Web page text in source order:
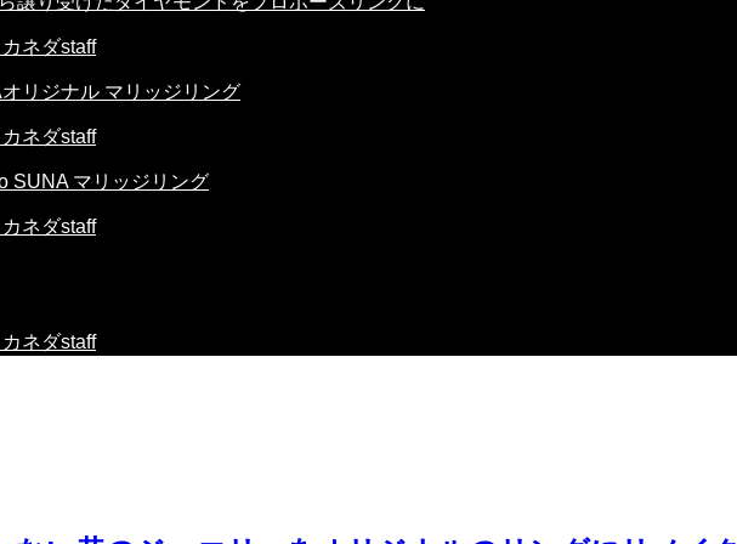
ネダstaff
リジナル マリッジリング
ネダstaff
SUNA マリッジリング
ネダstaff
ネダstaff